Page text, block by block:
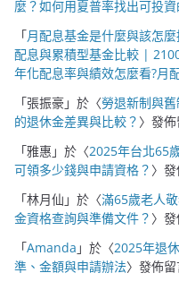
麼？如何用夏普率找出可投資
「月配息基金是什麼與該怎
配息與累積型基金比較 |
年化配息率與績效怎麼看?月
「張振豪」於〈勞退新制與
的退休金差異與比較？ 〉發
「雅惠 」於〈2025年台北65
可領多少錢與申請資格？ 〉
「林月仙 」於〈滿65歲老人
金資格查詢與準備文件？ 〉
「Amanda 」於〈2025年退
準、金額與申請辦法〉發佈